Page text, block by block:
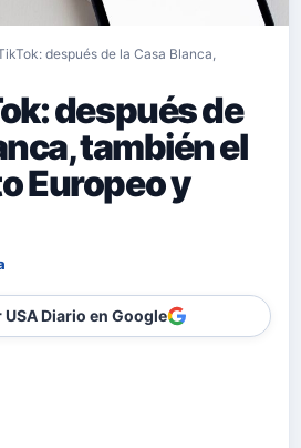
después de la Casa Blanca,
después de
también el
Europeo y
Diario en Google